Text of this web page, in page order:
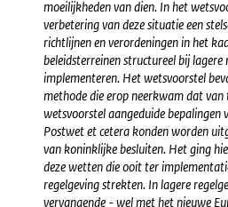
moeilijkheden van dien. In het
verbetering van deze situatie een
richtlijnen en verordeningen in het
beleidsterreinen structureel bij lagere
implementeren. Het wetsvoorstel
methode die erop neerkwam dat van
wetsvoorstel aangeduide bepalingen
Postwet et cetera konden worden
van koninklijke besluiten. Het ging
deze wetten die ooit ter
regelgeving strekten. In lagere
vervangende - wel met het nieuwe